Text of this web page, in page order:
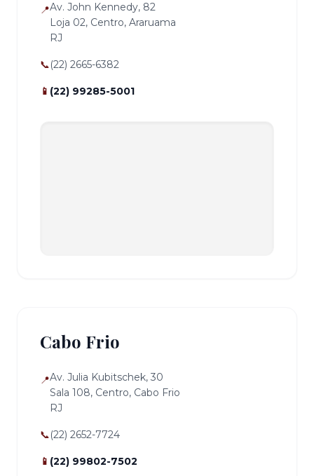
📍Av. John Kennedy, 82
Loja 02, Centro, Araruama
RJ
📞(22) 2665-6382
📱 (22) 99285-5001
Cabo Frio
📍Av. Julia Kubitschek, 30
Sala 108, Centro, Cabo Frio
RJ
📞(22) 2652-7724
📱 (22) 99802-7502